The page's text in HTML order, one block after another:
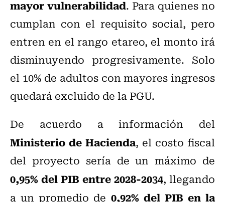
mayor vulnerabilidad. Para quienes no
cumplan con el requisito social, pero
entren en el rango etareo, el monto irá
disminuyendo progresivamente. Solo
el 10% de adultos con mayores ingresos
quedará excluido de la PGU.
De acuerdo a información del
Ministerio de Hacienda, el costo fiscal
del proyecto sería de un máximo de
0,95% del PIB entre 2028-2034, llegando
a un promedio de 0,92% del PIB en la